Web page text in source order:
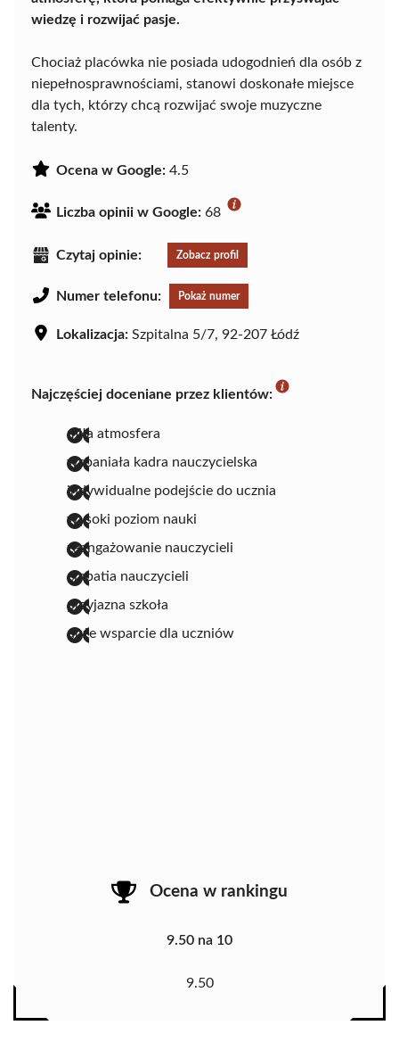
wiedzę i rozwijać pasje.
Chociaż placówka nie posiada udogodnień dla osób z
niepełnosprawnościami, stanowi doskonałe miejsce
dla tych, którzy chcą rozwijać swoje muzyczne
talenty.
Ocena w Google: 4.5
Liczba opinii w Google: 68
Czytaj opinie: Zobacz profil
Numer telefonu: Pokaż numer
Lokalizacja: Szpitalna 5/7, 92-207 Łódź
Najczęściej doceniane przez klientów:
miła atmosfera
wspaniała kadra nauczycielska
indywidualne podejście do ucznia
wysoki poziom nauki
zaangażowanie nauczycieli
empatia nauczycieli
przyjazna szkoła
duże wsparcie dla uczniów
Ocena w rankingu
9.50 na 10
9.50